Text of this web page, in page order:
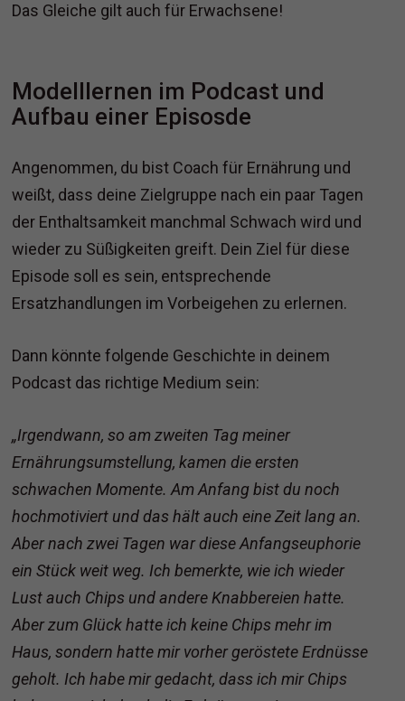
Das Gleiche gilt auch für Erwachsene!
Modelllernen im Podcast und
Aufbau einer Episosde
Angenommen, du bist Coach für Ernährung und
weißt, dass deine Zielgruppe nach ein paar Tagen
der Enthaltsamkeit manchmal Schwach wird und
wieder zu Süßigkeiten greift. Dein Ziel für diese
Episode soll es sein, entsprechende
Ersatzhandlungen im Vorbeigehen zu erlernen.
Dann könnte folgende Geschichte in deinem
Podcast das richtige Medium sein:
„Irgendwann, so am zweiten Tag meiner
Ernährungsumstellung, kamen die ersten
schwachen Momente. Am Anfang bist du noch
hochmotiviert und das hält auch eine Zeit lang an.
Aber nach zwei Tagen war diese Anfangseuphorie
ein Stück weit weg. Ich bemerkte, wie ich wieder
Lust auch Chips und andere Knabbereien hatte.
Aber zum Glück hatte ich keine Chips mehr im
Haus, sondern hatte mir vorher geröstete Erdnüsse
geholt. Ich habe mir gedacht, dass ich mir Chips